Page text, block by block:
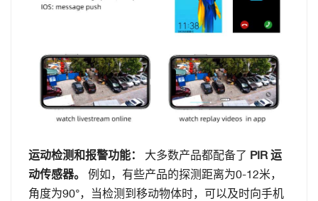
运动检测和报警功能： 大多数产品都配备了 PIR 运
动传感器。
例如，有些产品的探测距离为0-12米，
角度为90°，当检测到移动物体时，可以及时向手机